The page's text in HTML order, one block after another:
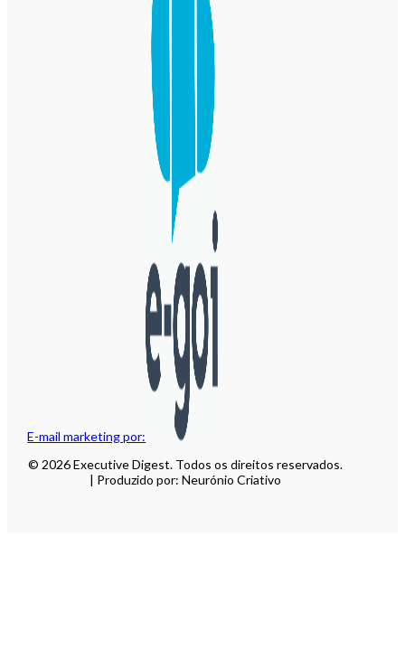
E-mail marketing por:
© 2026 Executive Digest. Todos os direitos reservados.
| Produzido por: Neurónio Criativo